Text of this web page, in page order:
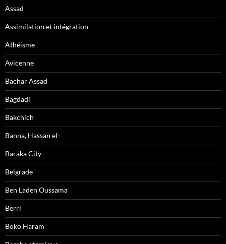
Assad
Assimilation et intégration
Athéisme
Avicenne
Bachar Assad
Bagdadi
Bakchich
Banna, Hassan el-
Baraka City
Belgrade
Ben Laden Oussama
Berri
Boko Haram